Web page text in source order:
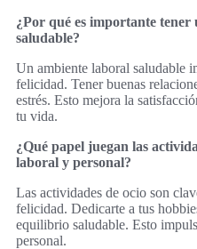
¿Por qué es importante
saludable?
Un ambiente laboral saludable
felicidad. Tener buenas
estrés. Esto mejora la
tu vida.
¿Qué papel juegan las
laboral y personal?
Las actividades de ocio son
felicidad. Dedicarte a tus
equilibrio saludable. Esto
personal.